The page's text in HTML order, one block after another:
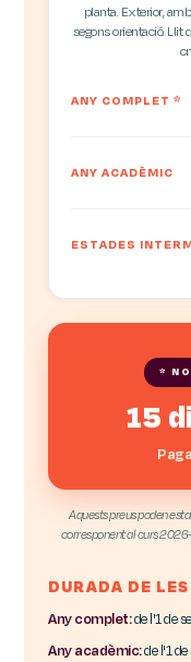
planta. Exterior,
segons orientació.
ANY COMPLET*
ANY ACADÈMIC
ESTADES
*
15
Aquests preus poden
corresponent al curs
DURADA DE
Any complet:de l'1 de
Any acadèmic:de l'1